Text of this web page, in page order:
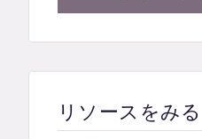
リソースをみる